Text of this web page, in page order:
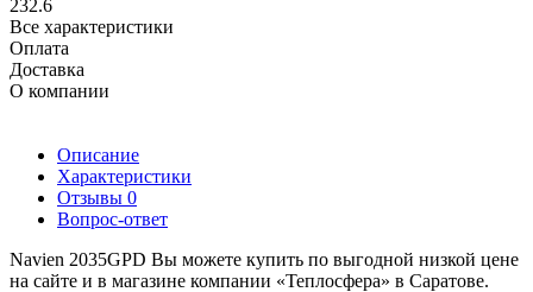
232.6
Все характеристики
Оплата
Доставка
О компании
Описание
Характеристики
Отзывы 0
Вопрос-ответ
Navien 2035GPD Вы можете купить по выгодной низкой цене
на сайте и в магазине компании «Теплосфера» в Саратове.